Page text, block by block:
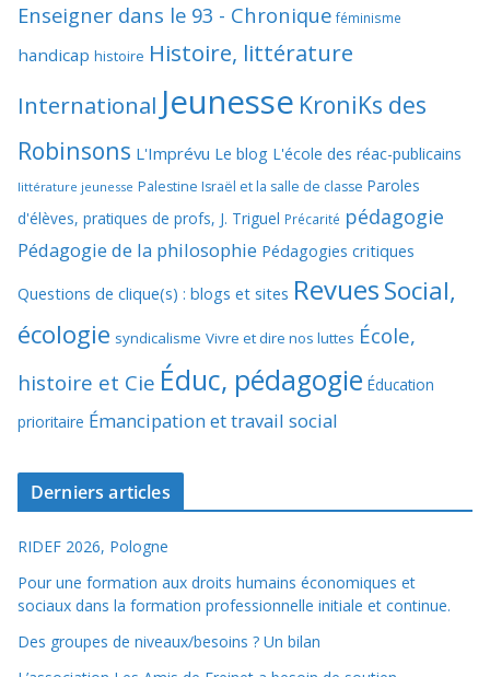
Enseigner dans le 93 - Chronique féminisme
handicap histoire Histoire, littérature
International Jeunesse KroniKs des
Robinsons L'Imprévu Le blog L'école des réac-publicains
littérature jeunesse Palestine Israël et la salle de classe Paroles
d'élèves, pratiques de profs, J. Triguel Précarité pédagogie
Pédagogie de la philosophie Pédagogies critiques
Questions de clique(s) : blogs et sites RevuesSocial,
écologie syndicalisme Vivre et dire nos luttes École,
histoire et Cie Éduc, pédagogie Éducation
prioritaire Émancipation et travail social
Derniers articles
RIDEF 2026, Pologne
Pour une formation aux droits humains économiques et
sociaux dans la formation professionnelle initiale et continue.
Des groupes de niveaux/besoins ? Un bilan